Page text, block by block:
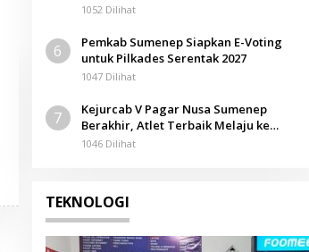
1052 Dilihat
6
Pemkab Sumenep Siapkan E-Voting
untuk Pilkades Serentak 2027
1047 Dilihat
7
Kejurcab V Pagar Nusa Sumenep
Berakhir, Atlet Terbaik Melaju ke
Kejurwil Jatim
1046 Dilihat
TEKNOLOGI